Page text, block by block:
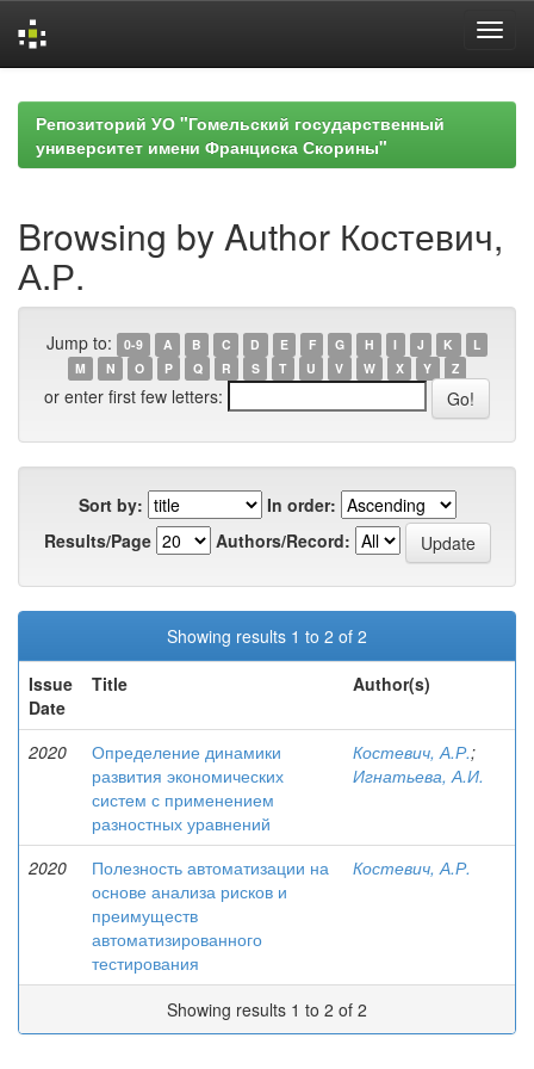
navigationРепозиторий УО "Гомельский государственный
университет имени Франциска Скорины"
Browsing by Author Костевич,
А.Р.
Jump to: 0-9 A B C D E F G H I J K
L
M
N O P Q R S T U V W X Y Z
or enter first few letters:
Sort by:
In order:
Results/Page
Authors/Record:
Showing results 1 to 2 of 2
Issue
Date
Title Author(s)
2020
Определение динамики
развития экономических
систем с применением
разностных уравнений
Костевич, А.Р.;
Игнатьева, А.И.
2020
Полезность автоматизации на
основе анализа рисков и
преимуществ
автоматизированного
тестирования
Костевич, А.Р.
Showing results 1 to 2 of 2